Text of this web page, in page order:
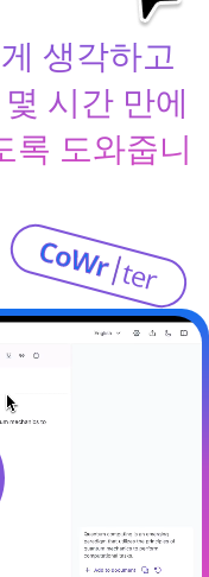
생각하고
시간 만에
록 도와줍니